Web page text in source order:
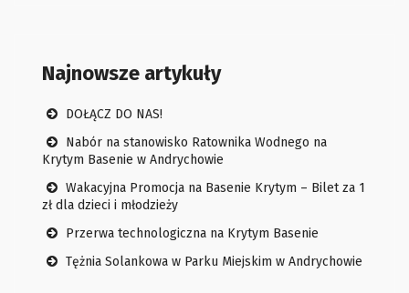
Najnowsze artykuły
DOŁĄCZ DO NAS!
Nabór na stanowisko Ratownika Wodnego na
Krytym Basenie w Andrychowie
Wakacyjna Promocja na Basenie Krytym – Bilet za 1
zł dla dzieci i młodzieży
Przerwa technologiczna na Krytym Basenie
Tężnia Solankowa w Parku Miejskim w Andrychowie